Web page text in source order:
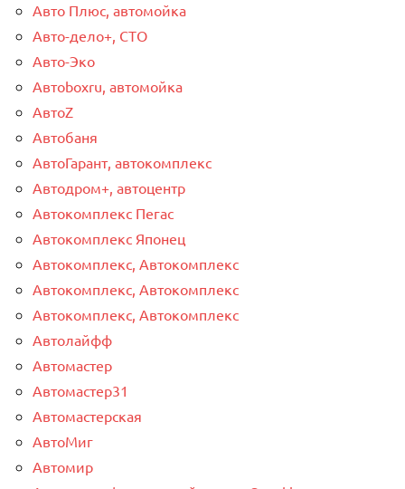
Авто Плюс, автомойка
Авто-дело+, СТО
Авто-Эко
Автоboxru, автомойка
АвтоZ
Автобаня
АвтоГарант, автокомплекс
Автодром+, автоцентр
Автокомплекс Пегас
Автокомплекс Японец
Автокомплекс, Автокомплекс
Автокомплекс, Автокомплекс
Автокомплекс, Автокомплекс
Автолайфф
Автомастер
Автомастер31
Автомастерская
АвтоМиг
Автомир